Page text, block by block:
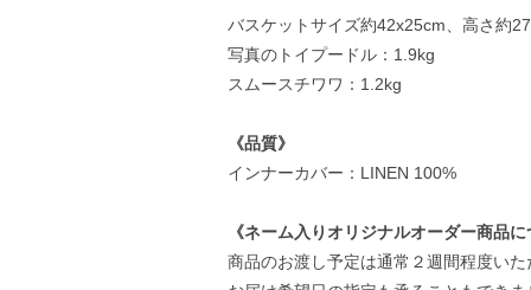
バスケットサイズ約42x25cm、高さ約
写真のトイプードル：1.9kg
スムースチワワ：1.2kg
《品質》
インナーカバー：LINEN 100%
《ネーム入りオリジナルオーダー商品
商品のお渡し予定は通常２週間程度い